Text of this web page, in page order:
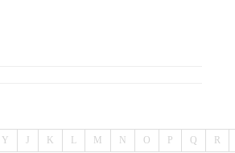
Y J K L M N O P Q R